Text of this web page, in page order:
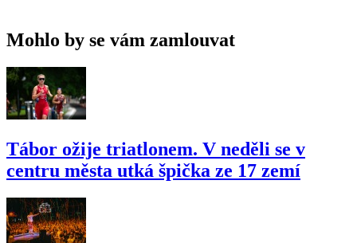
Mohlo by se vám zamlouvat
Tábor ožije triatlonem. V neděli se v
centru města utká špička ze 17 zemí